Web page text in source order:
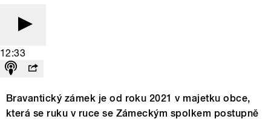
12:33
Bravantický zámek je od roku 2021 v majetku obce,
která se ruku v ruce se Zámeckým spolkem postupně